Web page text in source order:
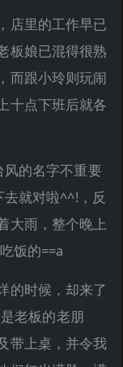
店里的工作早已
板娘已混得很熟
而跟小玲则玩闹
十点下班后就各
的名字不重要
就对啦^^!，反
大雨，整个晚上
饭的==a
的时候，却来了
老板的老朋
带上桌，并令我